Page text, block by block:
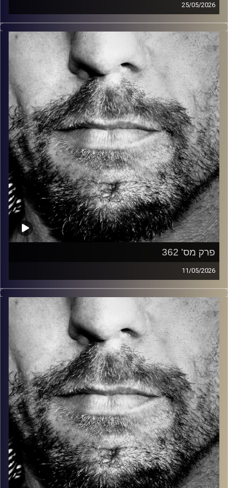
25/05/2026
זיפים, מוזיקה מחוספסת של הופעות חיות. הרבה ג'אם, רוק,
בלוז, bluegrass, ג'אז, Fאנק, פרוגרסיב ואפילו אלקטרוניקה.
כל מה שחי, אמיתי ונושם.
עם שמוליק רגב.
קרדיט תמונות: David Goehring
פרק מס' 362
11/05/2026
זיפים, מוזיקה מחוספסת של הופעות חיות. הרבה ג'אם, רוק,
בלוז, bluegrass, ג'אז, Fאנק, פרוגרסיב ואפילו אלקטרוניקה.
כל מה שחי, אמיתי ונושם.
עם שמוליק רגב.
קרדיט תמונות: David Goehring